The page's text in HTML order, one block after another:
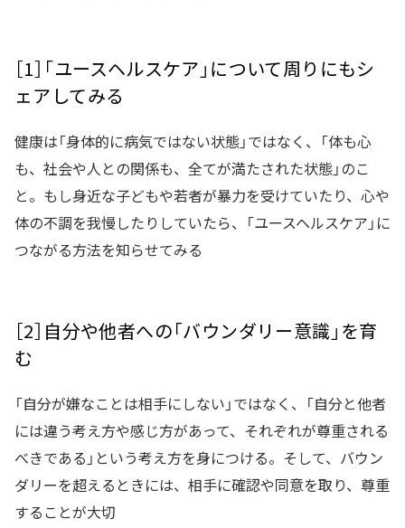
［1］「ユースヘルスケア」について周りにもシ
ェアしてみる
健康は「身体的に病気ではない状態」ではなく、「体も心
も、社会や人との関係も、全てが満たされた状態」のこ
と。もし身近な子どもや若者が暴力を受けていたり、心や
体の不調を我慢したりしていたら、「ユースヘルスケア」に
つながる方法を知らせてみる
［2］自分や他者への「バウンダリー意識」を育
む
「自分が嫌なことは相手にしない」ではなく、「自分と他者
には違う考え方や感じ方があって、それぞれが尊重される
べきである」という考え方を身につける。そして、バウン
ダリーを超えるときには、相手に確認や同意を取り、尊重
することが大切